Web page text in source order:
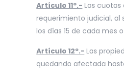
Artículo 11º.- Las
requerimiento judicial, al
los días 15 de cada mes
Artículo 12º.- Las
quedando afectada